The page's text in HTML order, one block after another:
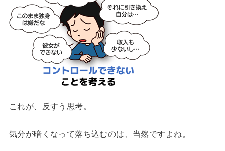
これが、反すう思考。
気分が暗くなって落ち込むのは、当然ですよね。